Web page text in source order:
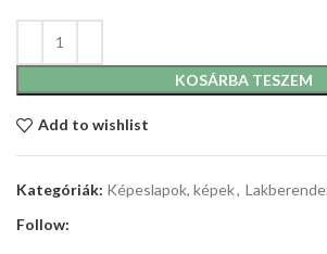
KOSÁRBA TESZEM
Add to wishlist
Kategóriák: Képeslapok, képek,
Follow: